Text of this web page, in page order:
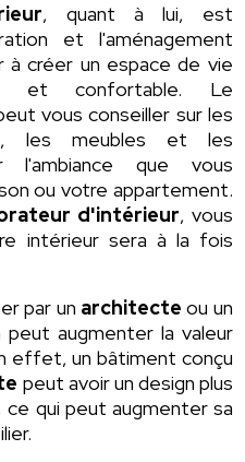
, quant à lui, est
et l'aménagement
à créer un espace de vie
et confortable. Le
vous conseiller sur les
les meubles et les
l'ambiance que vous
ou votre appartement.
d'intérieur, vous
intérieur sera à la fois
par un architecte ou un
augmenter la valeur
effet, un bâtiment conçu
peut avoir un design plus
qui peut augmenter sa